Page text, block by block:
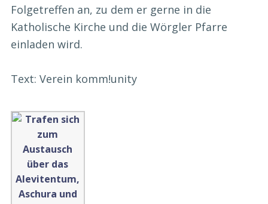
Folgetreffen an, zu dem er gerne in die
Katholische Kirche und die Wörgler Pfarre
einladen wird.
Text: Verein komm!unity